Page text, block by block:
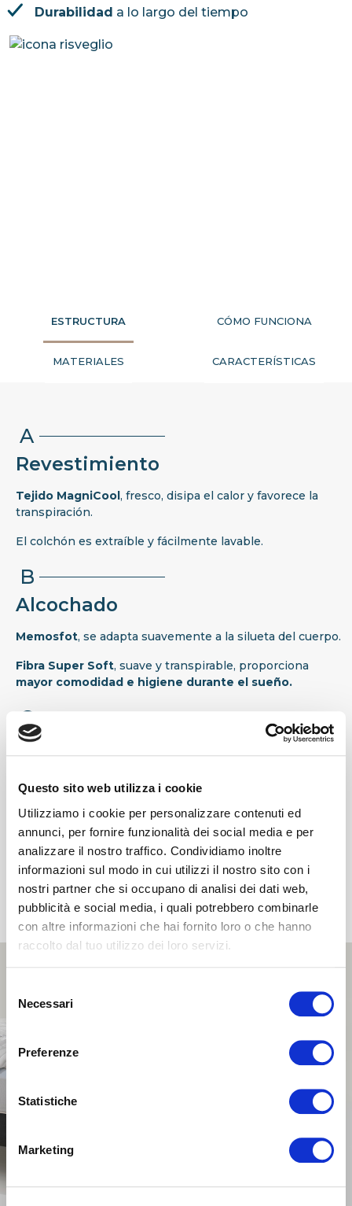
Questo sito web utilizza i cookie
Utilizziamo i cookie per personalizzare contenuti ed
annunci, per fornire funzionalità dei social media e per
analizzare il nostro traffico. Condividiamo inoltre
informazioni sul modo in cui utilizzi il nostro sito con i
nostri partner che si occupano di analisi dei dati web,
pubblicità e social media, i quali potrebbero combinarle
con altre informazioni che hai fornito loro o che hanno
raccolto dal tuo utilizzo dei loro servizi.
delNecessari
Preferenze
Statistiche
Marketing
Durabilidad a lo largo del tiempo
ESTRUCTURA CÓMO FUNCIONA
MATERIALES CARACTERÍSTICAS
A
Revestimiento
Tejido MagniCool, fresco, disipa el calor y favorece la
transpiración.
El colchón es extraíble y fácilmente lavable.
B
Alcochado
Memosfot, se adapta suavemente a la silueta del cuerpo.
Fibra Super Soft, suave y transpirable, proporciona
mayor comodidad e higiene durante el sueño.
C
Nivel de confort
ofrece unsoporte suave y envolvente.
D
Soporte de base
Lalámina de Elioform(16 cm) proporciona un soporte
óptimo y suave para la espalda.